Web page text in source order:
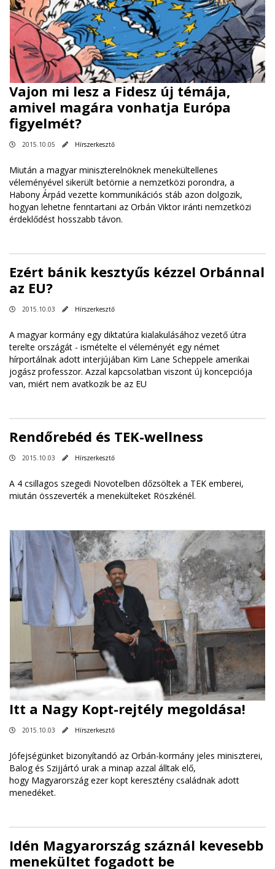
Vajon mi lesz a Fidesz új témája,
amivel magára vonhatja Európa
figyelmét?
2015.10.05 Hírszerkesztő
Miután a magyar miniszterelnöknek menekültellenes
véleményével sikerült betörnie a nemzetközi porondra, a
Habony Árpád vezette kommunikációs stáb azon dolgozik,
hogyan lehetne fenntartani az Orbán Viktor iránti nemzetközi
érdeklődést hosszabb távon.
Ezért bánik kesztyűs kézzel Orbánnal
az EU?
2015.10.03 Hírszerkesztő
A magyar kormány egy diktatúra kialakulásához vezető útra
terelte országát - ismételte el véleményét egy német
hírportálnak adott interjújában Kim Lane Scheppele amerikai
jogász professzor. Azzal kapcsolatban viszont új koncepciója
van, miért nem avatkozik be az EU
Rendőrebéd és TEK-wellness
2015.10.03 Hírszerkesztő
A 4 csillagos szegedi Novotelben dőzsöltek a TEK emberei,
miután összeverték a menekülteket Röszkénél.
Itt a Nagy Kopt-rejtély megoldása!
2015.10.03 Hírszerkesztő
Jófejségünket bizonyítandó az Orbán-kormány jeles miniszterei,
Balog és Szijjártó urak a minap azzal álltak elő,
hogy Magyarország ezer kopt keresztény családnak adott
menedéket.
Idén Magyarország száznál kevesebb
menekültet fogadott be